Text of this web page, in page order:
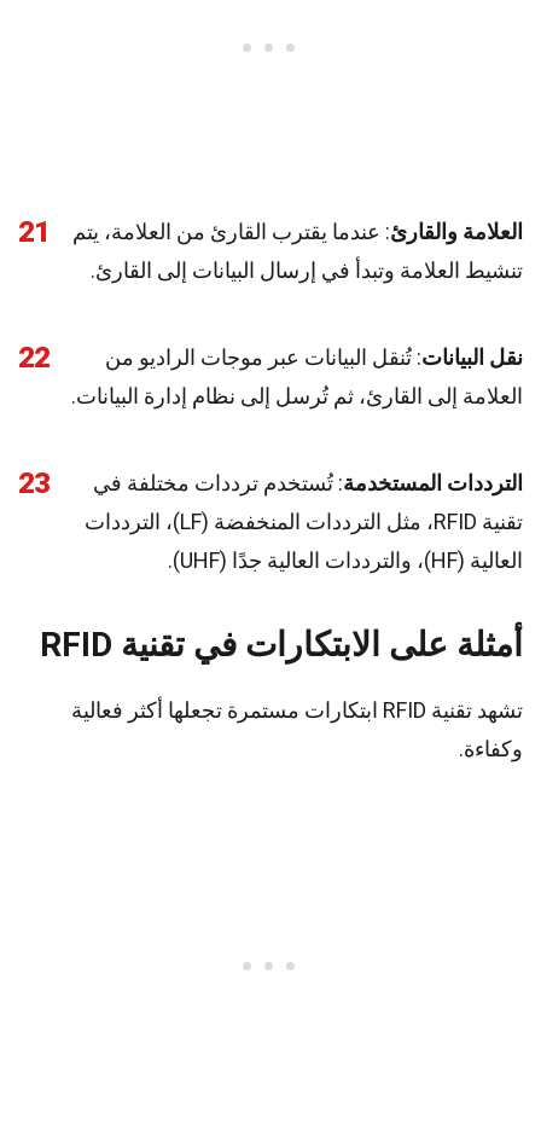
21 العلامة والقارئ: عندما يقترب القارئ من العلامة، يتم
تنشيط العلامة وتبدأ في إرسال البيانات إلى القارئ.
22 نقل البيانات: تُنقل البيانات عبر موجات الراديو من
العلامة إلى القارئ، ثم تُرسل إلى نظام إدارة البيانات.
23 الترددات المستخدمة: تُستخدم ترددات مختلفة في
تقنية RFID، مثل الترددات المنخفضة (LF)، الترددات
العالية (HF)، والترددات العالية جدًا (UHF).
أمثلة على الابتكارات في تقنية RFID
تشهد تقنية RFID ابتكارات مستمرة تجعلها أكثر فعالية
وكفاءة.